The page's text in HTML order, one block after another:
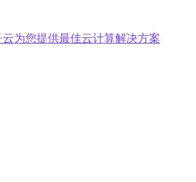
为您提供最佳云计算解决方案